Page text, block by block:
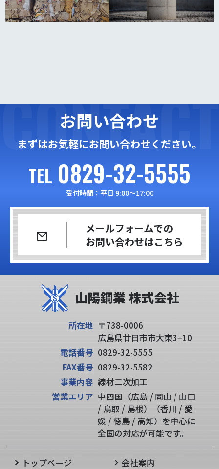
CONTACT
お問い合わせ
まずはお気軽にお問い合わせください。
TEL 0829-32-5555
受付時間：平日 9:00〜17:00
メールフォームでの
お問い合わせはこちら
所在地 〒738-0006
広島県廿日市市大東3−10
電話番号 0829-32-5555
FAX番号 0829-32-5582
事業内容 線材二次加工
営業エリア 中四国（広島 / 岡山 / 山口
/ 鳥取 / 島根）（香川 / 愛
媛 / 徳島 / 高知）を中心に
全国の対応が可能です。
トップページ 会社案内